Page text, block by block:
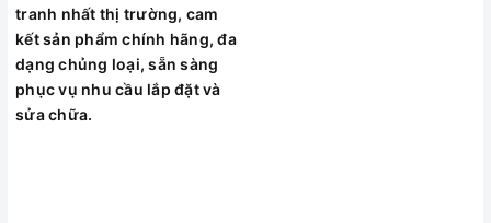
tranh nhất thị trường, cam
kết sản phẩm chính hãng, đa
dạng chủng loại, sẵn sàng
phục vụ nhu cầu lắp đặt và
sửa chữa.